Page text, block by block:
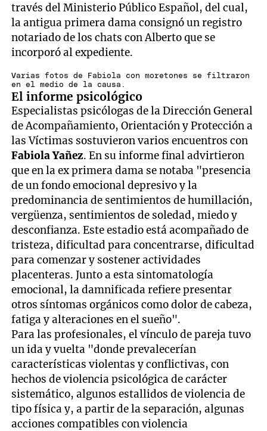
través del Ministerio Público Español, del cual,
la antigua primera dama consignó un registro
notariado de los chats con Alberto que se
incorporó al expediente.
Varias fotos de Fabiola con moretones se filtraron
en el medio de la causa.
El informe psicológico
Especialistas psicólogas de la Dirección General
de Acompañamiento, Orientación y Protección a
las Víctimas sostuvieron varios encuentros con
Fabiola Yañez. En su informe final advirtieron
que en la ex primera dama se notaba "presencia
de un fondo emocional depresivo y la
predominancia de sentimientos de humillación,
vergüenza, sentimientos de soledad, miedo y
desconfianza. Este estadio está acompañado de
tristeza, dificultad para concentrarse, dificultad
para comenzar y sostener actividades
placenteras. Junto a esta sintomatología
emocional, la damnificada refiere presentar
otros síntomas orgánicos como dolor de cabeza,
fatiga y alteraciones en el sueño".
Para las profesionales, el vínculo de pareja tuvo
un ida y vuelta "donde prevalecerían
características violentas y conflictivas, con
hechos de violencia psicológica de carácter
sistemático, algunos estallidos de violencia de
tipo física y, a partir de la separación, algunas
acciones compatibles con violencia